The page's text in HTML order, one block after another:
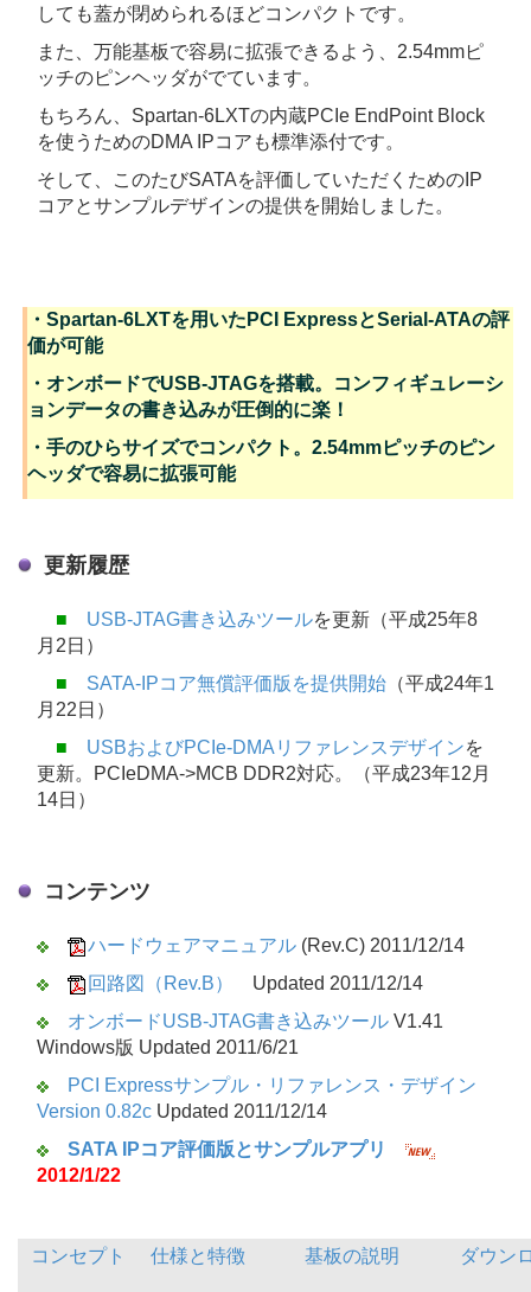
しても蓋が閉められるほどコンパクトです。
また、万能基板で容易に拡張できるよう、2.54mmピ
ッチのピンヘッダがでています。
もちろん、Spartan-6LXTの内蔵PCIe EndPoint Block
を使うためのDMA IPコアも標準添付です。
そして、このたびSATAを評価していただくためのIP
コアとサンプルデザインの提供を開始しました。
・Spartan-6LXTを用いたPCI ExpressとSerial-ATAの評
価が可能
・オンボードでUSB-JTAGを搭載。コンフィギュレーシ
ョンデータの書き込みが圧倒的に楽！
・手のひらサイズでコンパクト。2.54mmピッチのピン
ヘッダで容易に拡張可能
更新履歴
■ USB-JTAG書き込みツールを更新（平成25年8
月2日）
■
SATA-IPコア無償評価版を提供開始 （平成24年1
月22日）
■
USBおよびPCIe-DMAリファレンスデザインを
更新。PCIeDMA->MCB DDR2対応。（平成23年12月
14日）
コンテンツ
ハードウェアマニュアル (Rev.C) 2011/12/14
回路図（Rev.B）
Updated 2011/12/14
オンボードUSB-JTAG書き込みツール V1.41
Windows版 Updated 2011/6/21
PCI Expressサンプル・リファレンス・デザイン
Version 0.82c Updated 2011/12/14
SATA IPコア評価版とサンプルアプリ
2012/1/22
コンセプト 仕様と特徴 基板の説明 ダウン